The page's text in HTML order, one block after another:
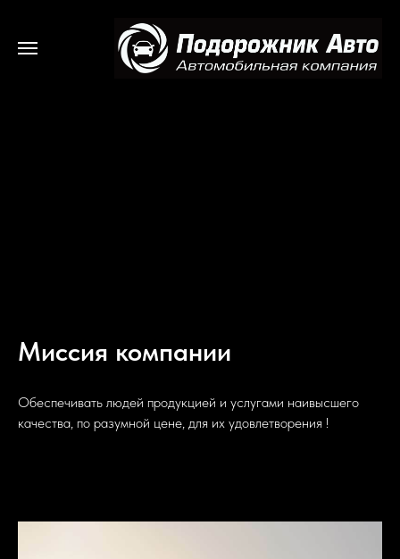
Миссия компании
Обеспечивать людей продукцией и услугами наивысшего
качества, по разумной цене, для их удовлетворения !